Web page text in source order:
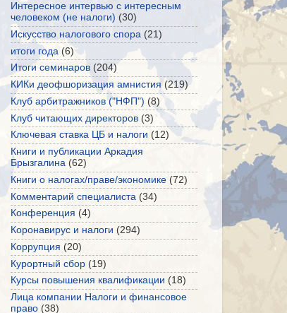
Интересное интервью с интересным
человеком (не налоги) (30)
Искусство налогового спора (21)
итоги года (6)
Итоги семинаров (204)
КИКи деофшоризация амнистия (219)
Клуб арбитражников ("НФП") (8)
Клуб читающих директоров (3)
Ключевая ставка ЦБ и налоги (12)
Книги и публикации Аркадия
Брызгалина (62)
Книги о налогах/праве/экономике (72)
Комментарий специалиста (34)
Конференция (4)
Коронавирус и налоги (294)
Коррупция (20)
Курортный сбор (19)
Курсы повышения квалификации (18)
Лица компании Налоги и финансовое
право (38)